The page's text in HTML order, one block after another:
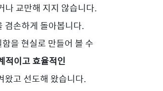
나 교만해 지지 않습니다.
겸손하게 돌아봅니다.
을 현실로 만들어 볼 수
적이고 효율적인
왔고 선도해 왔습니다.